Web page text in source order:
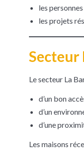
les
les projets
Secteur
Le secteur La
d’un bon
d’un
d’une
Les maisons